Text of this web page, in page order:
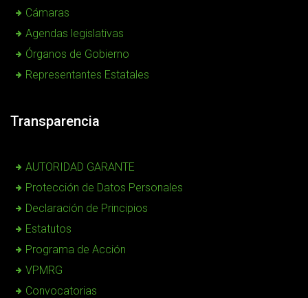
Cámaras
Agendas legislativas
Órganos de Gobierno
Representantes Estatales
Transparencia
AUTORIDAD GARANTE
Protección de Datos Personales
Declaración de Principios
Estatutos
Programa de Acción
VPMRG
Convocatorias